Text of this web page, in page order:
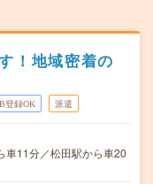
！地域密着の
登録OK 派遣
車11分／松田駅から車20